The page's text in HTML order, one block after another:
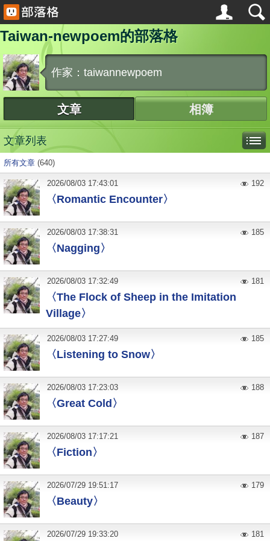
Taiwan-newpoem的部落格
作家：taiwannewpoem
文章 相簿
文章列表
所有文章 (640)
〈Romantic Encounter〉
2026/08/03 17:43:01 192
〈Nagging〉
2026/08/03 17:38:31 185
〈The Flock of Sheep in the Imitation
Village〉
2026/08/03 17:32:49 181
〈Listening to Snow〉
2026/08/03 17:27:49 185
〈Great Cold〉
2026/08/03 17:23:03 188
〈Fiction〉
2026/08/03 17:17:21 187
〈Beauty〉
2026/07/29 19:51:17 179
2026/07/29 19:33:20 181